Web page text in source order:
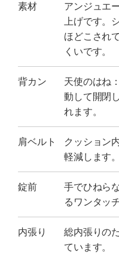
素材
アンジュエ
上げです。
ほどこされ
くいです。
背カン
天使のはね
動して開閉
れます。
肩ベルト
クッション
軽減します。
錠前
手でひねら
るワンタッ
内張り
総内張りの
ています。